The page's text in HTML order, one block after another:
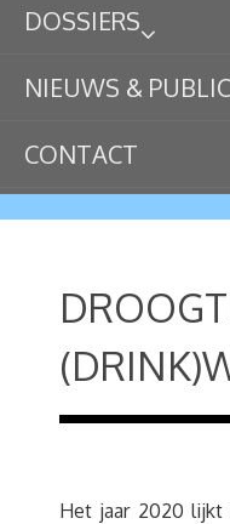
DOSSIERS
NIEUWS &
CONTACT
Het jaar 2020 lijkt